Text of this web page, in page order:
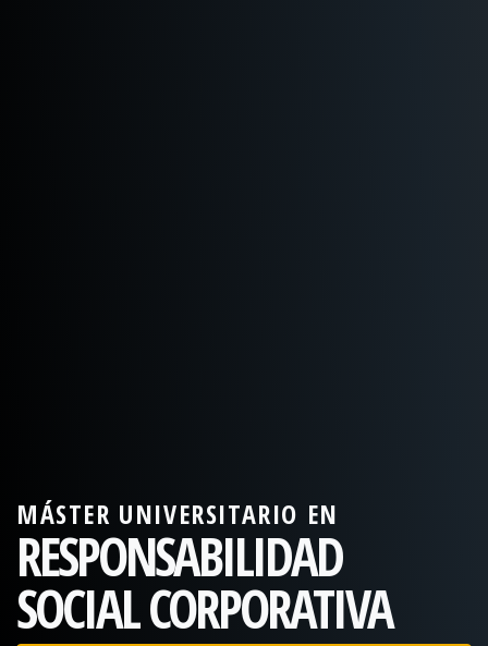
MÁSTER UNIVERSITARIO EN
RESPONSABILIDAD
SOCIAL CORPORATIVA